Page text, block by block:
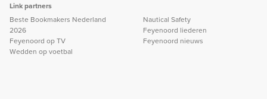
Link partners
Beste Bookmakers Nederland
2026
Feyenoord op TV
Wedden op voetbal
Nautical Safety
Feyenoord liederen
Feyenoord nieuws